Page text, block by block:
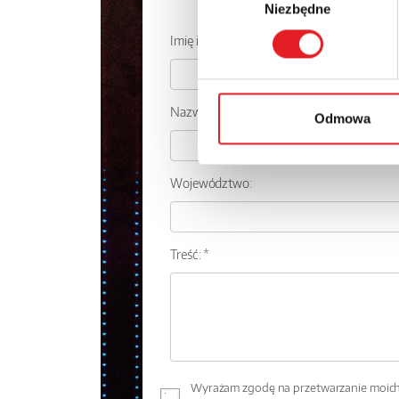
Niezbędne
Odmowa
Imię i nazwisko: *
Nazwa firmy:
Województwo:
Treść: *
Wyrażam zgodę na przetwarzanie